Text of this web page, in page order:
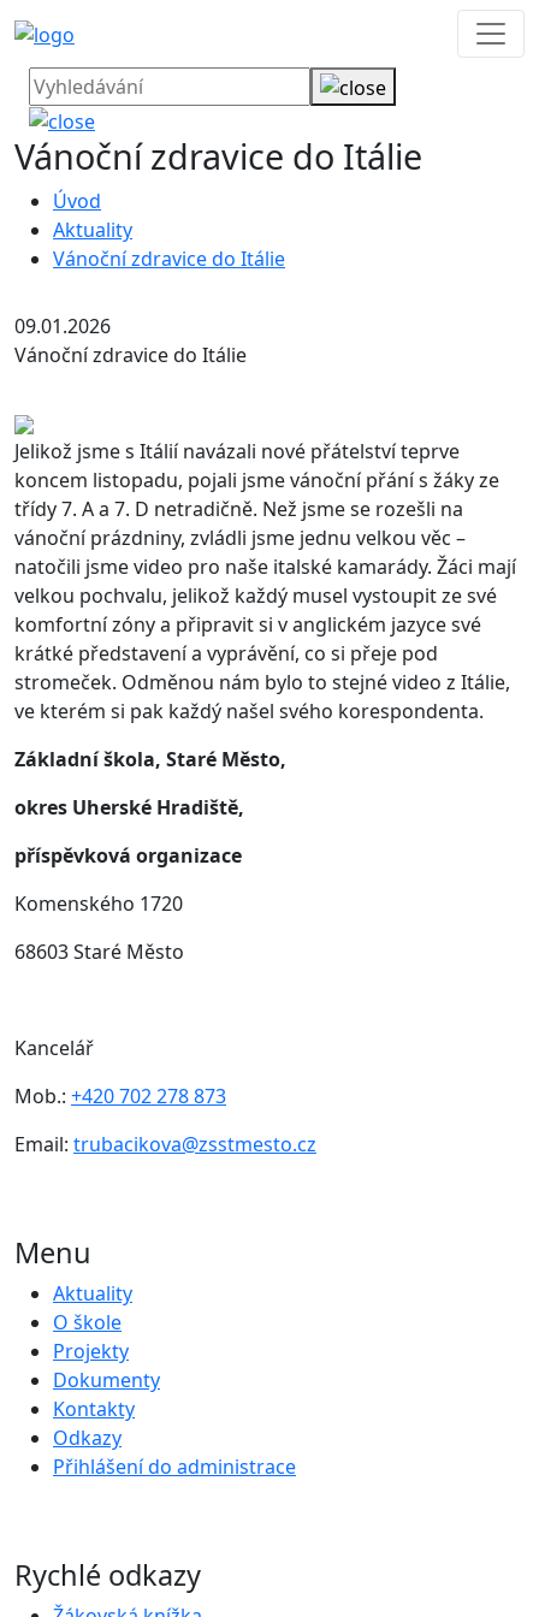
Vánoční zdravice do Itálie
Úvod
Aktuality
Vánoční zdravice do Itálie
09.01.2026
Vánoční zdravice do Itálie
Jelikož jsme s Itálií navázali nové přátelství teprve
koncem listopadu, pojali jsme vánoční přání s žáky ze
třídy 7. A a 7. D netradičně. Než jsme se rozešli na
vánoční prázdniny, zvládli jsme jednu velkou věc –
natočili jsme video pro naše italské kamarády. Žáci mají
velkou pochvalu, jelikož každý musel vystoupit ze své
komfortní zóny a připravit si v anglickém jazyce své
krátké představení a vyprávění, co si přeje pod
stromeček. Odměnou nám bylo to stejné video z Itálie,
ve kterém si pak každý našel svého korespondenta.
Základní škola, Staré Město,
okres Uherské Hradiště,
příspěvková organizace
Komenského 1720
68603 Staré Město
Kancelář
Mob.: +420 702 278 873
Email: trubacikova@zsstmesto.cz
Menu
Aktuality
O škole
Projekty
Dokumenty
Kontakty
Odkazy
Přihlášení do administrace
Rychlé odkazy